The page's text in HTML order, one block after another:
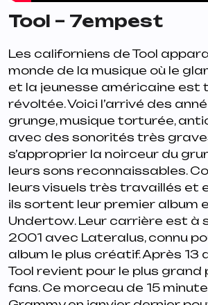
Tool – 7empest
Les californiens de Tool
monde de la musique où le
et la jeunesse américaine est
révoltée. Voici l’arrivé des
grunge, musique torturée,
avec des sonorités très
s’approprier la noirceur du
leurs sons reconnaissables.
leurs visuels très travaillés et
ils sortent leur premier album
Undertow. Leur carrière est à
2001 avec Lateralus, connu
album le plus créatif. Après 13
Tool revient pour le plus grand
fans. Ce morceau de 15